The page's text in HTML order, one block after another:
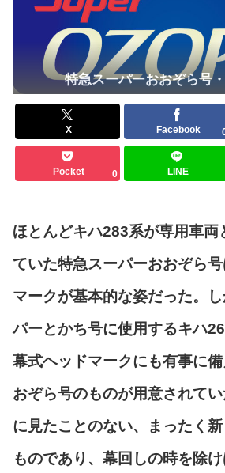
特急スーパーおおぞら号
X Facebook
Pocket 0 LINE
ほとんどキハ283系が専用車両
ていた特急スーパーおおぞら
マークが基本的な姿だった。
パーとかち号に使用するキハ
幕式ヘッドマークにも有事に
おぞら号のものが用意されて
に見たことのない、まったく
ものであり、幕回しの時を除